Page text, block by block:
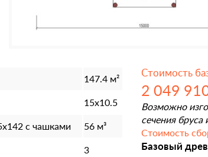
147.4 м²
15х10.5
с чашками 56 м³
3
Стоимость
2 049
Возможно
сечения бруса
Стоимость
Базовый